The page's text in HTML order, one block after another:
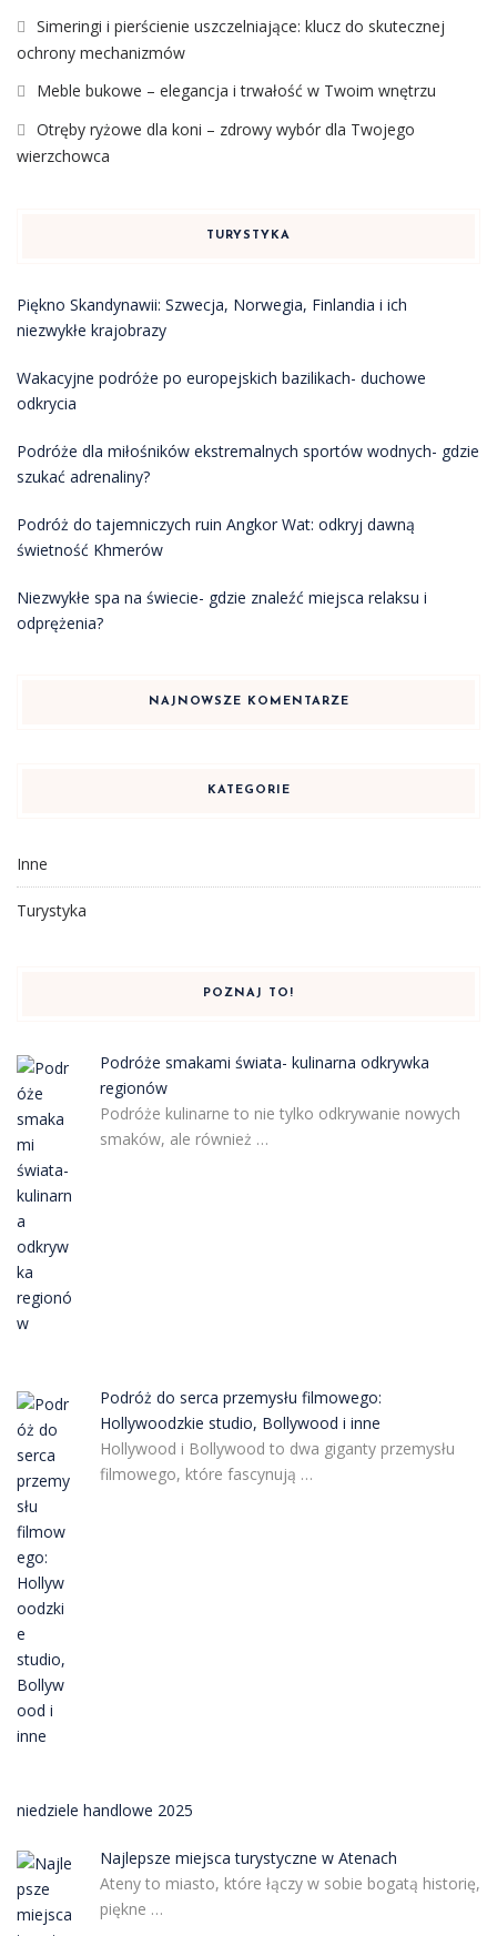
Simeringi i pierścienie uszczelniające: klucz do skutecznej
ochrony mechanizmów
Meble bukowe – elegancja i trwałość w Twoim wnętrzu
Otręby ryżowe dla koni – zdrowy wybór dla Twojego
wierzchowca
TURYSTYKA
Piękno Skandynawii: Szwecja, Norwegia, Finlandia i ich
niezwykłe krajobrazy
Wakacyjne podróże po europejskich bazilikach- duchowe
odkrycia
Podróże dla miłośników ekstremalnych sportów wodnych- gdzie
szukać adrenaliny?
Podróż do tajemniczych ruin Angkor Wat: odkryj dawną
świetność Khmerów
Niezwykłe spa na świecie- gdzie znaleźć miejsca relaksu i
odprężenia?
NAJNOWSZE KOMENTARZE
KATEGORIE
Inne
Turystyka
POZNAJ TO!
Podróże smakami świata- kulinarna odkrywka
regionów
Podróże kulinarne to nie tylko odkrywanie nowych
smaków, ale również …
Podróż do serca przemysłu filmowego:
Hollywoodzkie studio, Bollywood i inne
Hollywood i Bollywood to dwa giganty przemysłu
filmowego, które fascynują …
niedziele handlowe 2025
Najlepsze miejsca turystyczne w Atenach
Ateny to miasto, które łączy w sobie bogatą historię,
piękne …